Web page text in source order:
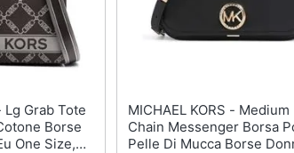
Orologi uomo
Orologi donna
Borse
One Size,
MICHAEL KORS - Medium
Chain Messenger Borsa
Pelle Di Mucca Borse